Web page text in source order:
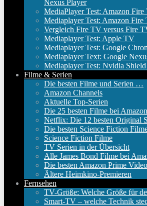
Nexus Player
MediaPlayer Test: Amazon
Mediaplayer Test: Amazon
Vergleich Fire TV versus Fire
Mediaplayer Test: Apple TV
Mediaplayer Test: Google
Mediaplayer Text: Google
Mediaplayer Test: Nvidia
Filme & Serien
Die besten Filme und Serien …
Amazon Channels
Aktuelle Top-Serien
Die 25 besten Filme bei Amazon
Netflix: Die 12 besten Original
Die besten Science Fiction
Science Fiction Filme
TV Serien in der Übersicht
Alle James Bond Filme bei
Die besten Amazon Prime
Ältere Heimkino-Premieren
Fernsehen
TV-Größe: Welche Größe für
Smart-TV – welche Technik